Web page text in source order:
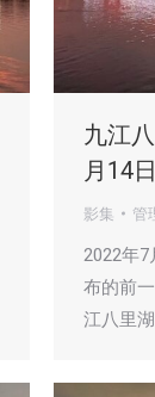
九江
月14日
影集 管
2022年
布的前
江八里